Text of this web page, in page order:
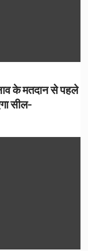
के मतदान से पहले
सील-